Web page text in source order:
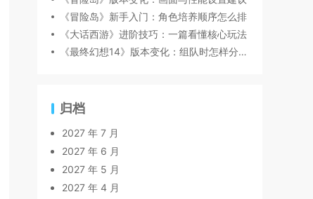
《冒险岛》新手入门：角色培养顺序怎么排
《大话西游》进阶技巧：一篇看懂核心玩法
《最终幻想14》版本变化：组队时怎样分工更顺畅
归档
2027 年 7 月
2027 年 6 月
2027 年 5 月
2027 年 4 月